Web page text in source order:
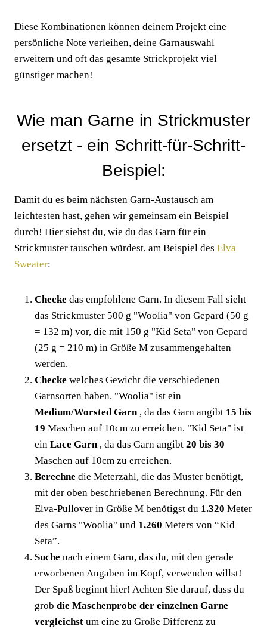
Diese Kombinationen können deinem Projekt eine
persönliche Note verleihen, deine Garnauswahl
erweitern und oft das gesamte Strickprojekt viel
günstiger machen!
Wie man Garne in Strickmuster
ersetzt - ein Schritt-für-Schritt-
Beispiel:
Damit du es beim nächsten Garn-Austausch am
leichtesten hast, gehen wir gemeinsam ein Beispiel
durch! Hier siehst du, wie du das Garn für ein
Strickmuster tauschen würdest, am Beispiel des Elva
Sweater:
Checke das empfohlene Garn. In diesem Fall sieht
das Strickmuster 500 g "Woolia" von Gepard (50 g
= 132 m) vor, die mit 150 g "Kid Seta" von Gepard
(25 g = 210 m) in Größe M zusammengehalten
werden.
Checke welches Gewicht die verschiedenen
Garnsorten haben. "Woolia" ist ein
Medium/Worsted Garn , da das Garn angibt 15 bis
19 Maschen auf 10cm zu erreichen. "Kid Seta" ist
ein Lace Garn , da das Garn angibt 20 bis 30
Maschen auf 10cm zu erreichen.
Berechne die Meterzahl, die das Muster benötigt,
mit der oben beschriebenen Berechnung. Für den
Elva-Pullover in Größe M benötigst du 1.320 Meter
des Garns "Woolia" und 1.260 Meters von “Kid
Seta”.
Suche nach einem Garn, das du, mit den gerade
erworbenen Angaben im Kopf, verwenden willst!
Der Spaß beginnt hier! Achten Sie darauf, dass du
grob die Maschenprobe der einzelnen Garne
vergleichst um eine zu Große Differenz zu